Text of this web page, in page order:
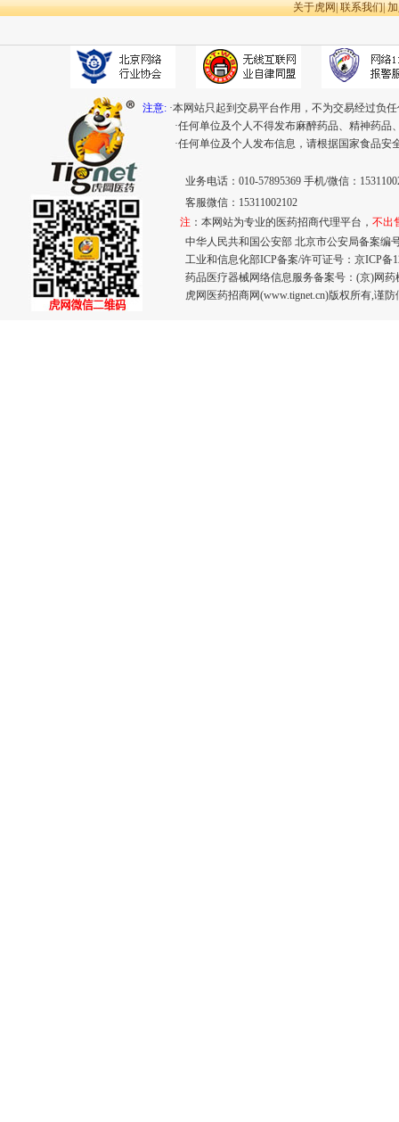
关于虎网|联系我们|
注意: ·本网站只起到交易平台作用，不为交易经过负
·任何单位及个人不得发布麻醉药品、精神药
·任何单位及个人发布信息，请根据国家食品
业务电话：010-57895369 手机/微信：
客服微信：15311002102
注 ：本网站为专业的医药招商代理平台， 不出
中华人民共和国公安部 北京市公安局备案编
工业和信息化部ICP备案/许可证号： 京ICP备
药品医疗器械网络信息服务备案号：(京)网药
虎网医药招商网(www.tignet.cn)版权所有,谨防